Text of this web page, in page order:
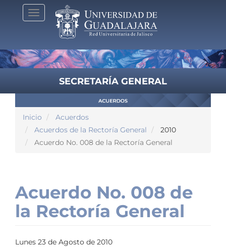
Toggle
navigation
SECRETARÍA GENERAL
Inicio
Acuerdos
Acuerdos de la Rectoría General
2010
Acuerdo No. 008 de la Rectoría General
Acuerdo No. 008 de
la Rectoría General
Lunes 23 de Agosto de 2010